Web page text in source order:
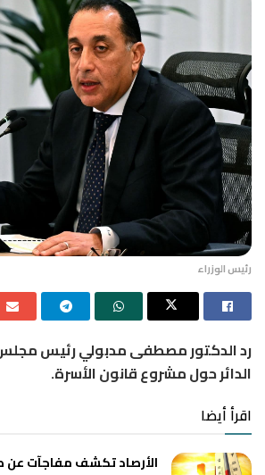
رئيس الوزراء
رد الدكتور مصطفى مدبولي رئيس مجلس
الدائر حول مشروع قانون الأسرة.
اقرأ أيضا
الأرصاد تكشف مفاجآت عن